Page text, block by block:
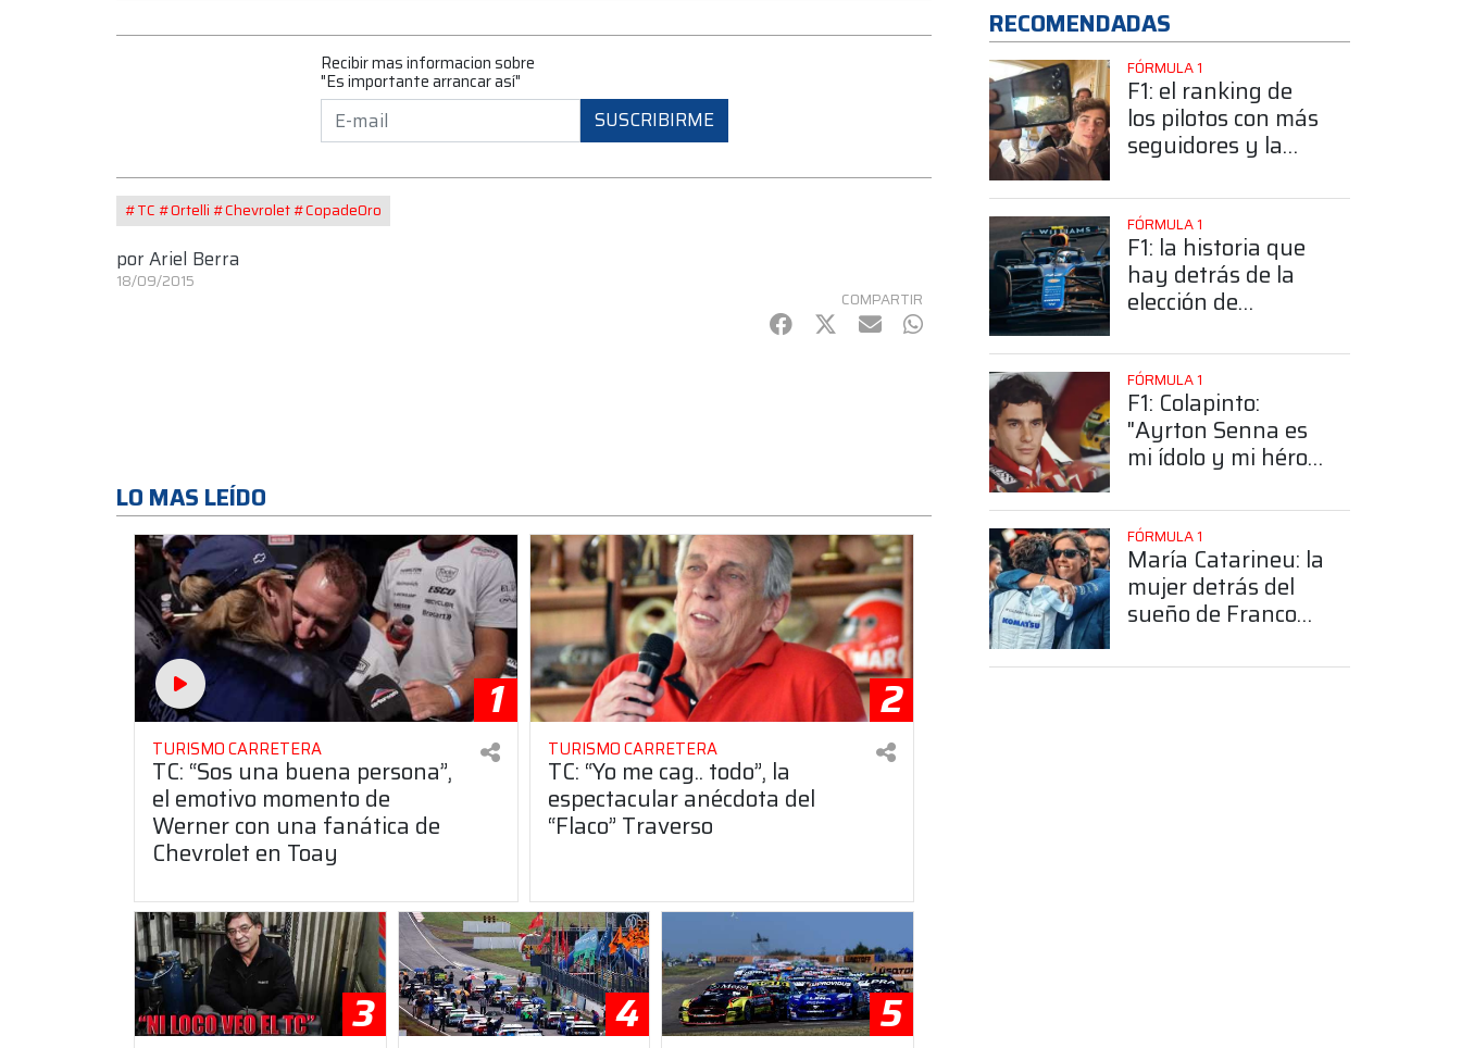
Recibir mas informacion sobre
"Es importante arrancar así"
SUSCRIBIRME
#TC #Ortelli #Chevrolet #CopadeOro
porAriel Berra
18/09/2015
COMPARTIR
Facebook
Twitter
mail WhatsApp
LO MAS LEÍDO
1
TURISMO CARRETERA
TC: “Sos una buena persona”,
el emotivo momento de
Werner con una fanática de
Chevrolet en Toay
2
TURISMO CARRETERA
TC: “Yo me cag.. todo”, la
espectacular anécdota del
“Flaco” Traverso
3 4 5
RECOMENDADAS
FÓRMULA 1
F1: el ranking de
los pilotos con más
seguidores y la
posición de
Colapinto
FÓRMULA 1
F1: la historia que
hay detrás de la
elección de
número 43
FÓRMULA 1
F1: Colapinto:
"Ayrton Senna es
mi ídolo y mi héroe
FÓRMULA 1
María Catarineu: la
mujer detrás del
sueño de Franco
Fórmula 1